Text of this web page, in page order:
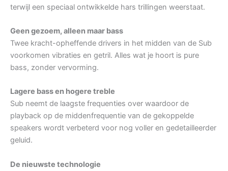
terwijl een speciaal ontwikkelde hars trillingen weerstaat.
Geen gezoem, alleen maar bass
Twee kracht-opheffende drivers in het midden van de Sub
voorkomen vibraties en getril. Alles wat je hoort is pure
bass, zonder vervorming.
Lagere bass en hogere treble
Sub neemt de laagste frequenties over waardoor de
playback op de middenfrequentie van de gekoppelde
speakers wordt verbeterd voor nog voller en gedetailleerder
geluid.
De nieuwste technologie